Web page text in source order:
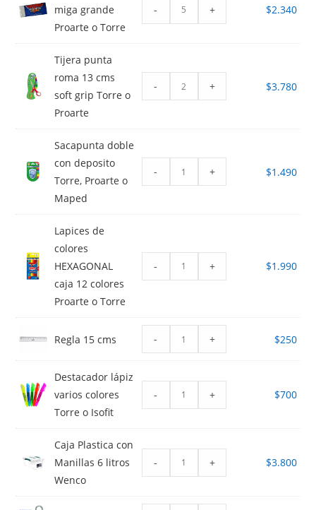
miga grande
Proarte o Torre
- + $2.340
Tijera punta
roma 13 cms
soft grip Torre o
Proarte
- + $3.780
Sacapunta doble
con deposito
Torre, Proarte o
Maped
- + $1.490
Lapices de
colores
HEXAGONAL
caja 12 colores
Proarte o Torre
- + $1.990
Regla 15 cms - + $250
Destacador lápiz
varios colores
Torre o Isofit
- + $700
Caja Plastica con
Manillas 6 litros
Wenco
- + $3.800